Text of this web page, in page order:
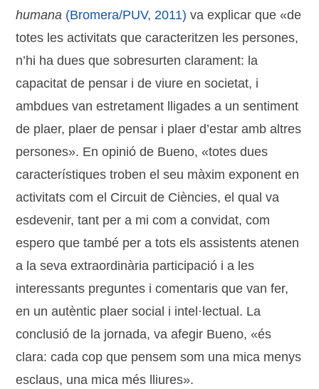
humana (Bromera/PUV, 2011) va explicar que «de
totes les activitats que caracteritzen les persones,
n’hi ha dues que sobresurten clarament: la
capacitat de pensar i de viure en societat, i
ambdues van estretament lligades a un sentiment
de plaer, plaer de pensar i plaer d’estar amb altres
persones». En opinió de Bueno, «totes dues
característiques troben el seu màxim exponent en
activitats com el Circuit de Ciències, el qual va
esdevenir, tant per a mi com a convidat, com
espero que també per a tots els assistents atenen
a la seva extraordinària participació i a les
interessants preguntes i comentaris que van fer,
en un autèntic plaer social i intel·lectual. La
conclusió de la jornada, va afegir Bueno, «és
clara: cada cop que pensem som una mica menys
esclaus, una mica més lliures».